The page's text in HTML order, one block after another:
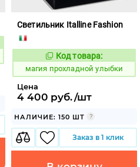
Светильник Italline Fashion
Код:
915486
Код товара:
магия прохладной улыбки
Цена
4 400 руб./шт
НАЛИЧИЕ: 150 ШТ
Заказ в 1 клик